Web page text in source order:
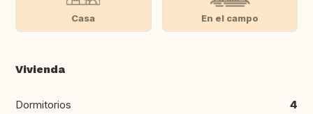
Casa En el campo
Vivienda
Dormitorios 4